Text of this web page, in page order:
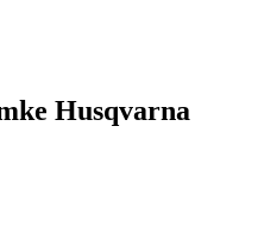
Husqvarna